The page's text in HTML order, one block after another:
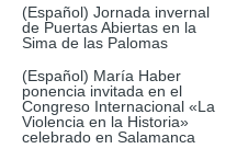
(Español) Jornada invernal
de Puertas Abiertas en la
Sima de las Palomas
(Español) María Haber
ponencia invitada en el
Congreso Internacional «La
Violencia en la Historia»
celebrado en Salamanca